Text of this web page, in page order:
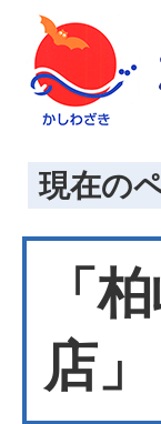
現在の
「
店